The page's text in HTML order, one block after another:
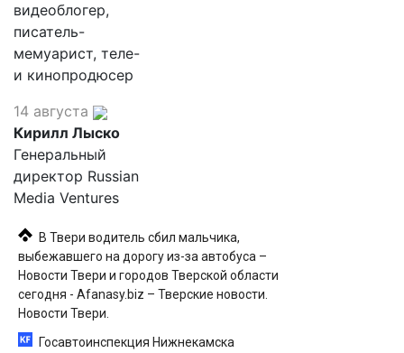
видеоблогер,
писатель-
мемуарист, теле-
и кинопродюсер
14 августа
Кирилл Лыско
Генеральный
директор Russian
Media Ventures
В Твери водитель сбил мальчика,
выбежавшего на дорогу из-за автобуса –
Новости Твери и городов Тверской области
сегодня - Afanasy.biz – Тверские новости.
Новости Твери.
Госавтоинспекция Нижнекамска